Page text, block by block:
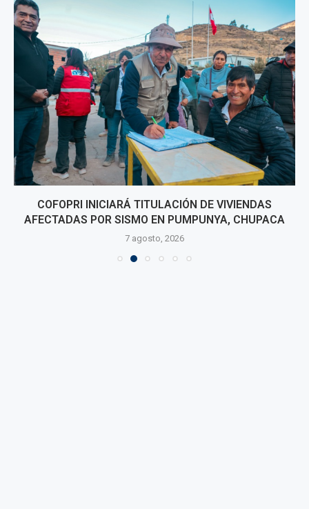
COFOPRI INICIARÁ TITULACIÓN DE VIVIENDAS
AFECTADAS POR SISMO EN PUMPUNYA, CHUPACA
7 agosto, 2026